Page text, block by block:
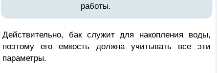
работы.
Действительно, бак служит для накопления воды,
поэтому его емкость должна учитывать все эти
параметры.